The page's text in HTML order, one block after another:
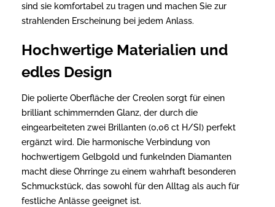
sind sie komfortabel zu tragen und machen Sie zur
strahlenden Erscheinung bei jedem Anlass.
Hochwertige Materialien und
edles Design
Die polierte Oberfläche der Creolen sorgt für einen
brilliant schimmernden Glanz, der durch die
eingearbeiteten zwei Brillanten (0,06 ct H/SI) perfekt
ergänzt wird. Die harmonische Verbindung von
hochwertigem Gelbgold und funkelnden Diamanten
macht diese Ohrringe zu einem wahrhaft besonderen
Schmuckstück, das sowohl für den Alltag als auch für
festliche Anlässe geeignet ist.